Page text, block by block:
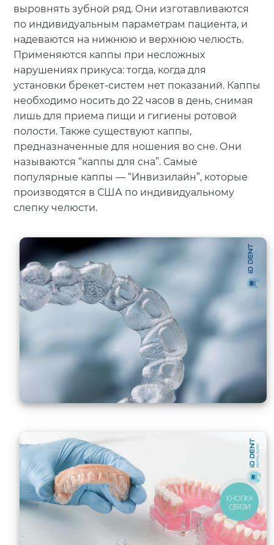
выровнять зубной ряд. Они изготавливаются
по индивидуальным параметрам пациента, и
надеваются на нижнюю и верхнюю челюсть.
Применяются каппы при несложных
нарушениях прикуса: тогда, когда для
установки брекет-систем нет показаний. Каппы
необходимо носить до 22 часов в день, снимая
лишь для приема пищи и гигиены ротовой
полости. Также существуют каппы,
предназначенные для ношения во сне. Они
называются “каппы для сна”. Самые
популярные каппы — “Инвизилайн”, которые
производятся в США по индивидуальному
слепку челюсти.